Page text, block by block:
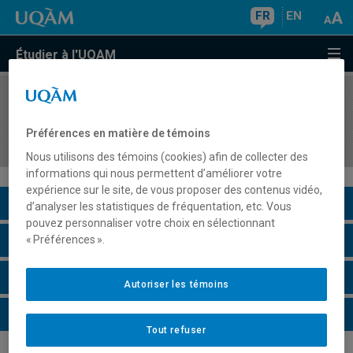
FR EN
Étudier à l'UQAM
COURS//
l'enseignement au secondaire
Description du cours
Horaire - Été 2026
Horaire - Automne 2026
Horaire - Hiver 2027
Préférences en matière de témoins
Nous utilisons des témoins (cookies) afin de collecter des
informations qui nous permettent d’améliorer votre
expérience sur le site, de vous proposer des contenus vidéo,
d’analyser les statistiques de fréquentation, etc. Vous
pouvez personnaliser votre choix en sélectionnant
« Préférences ».
Tout refuser
Autoriser les témoins